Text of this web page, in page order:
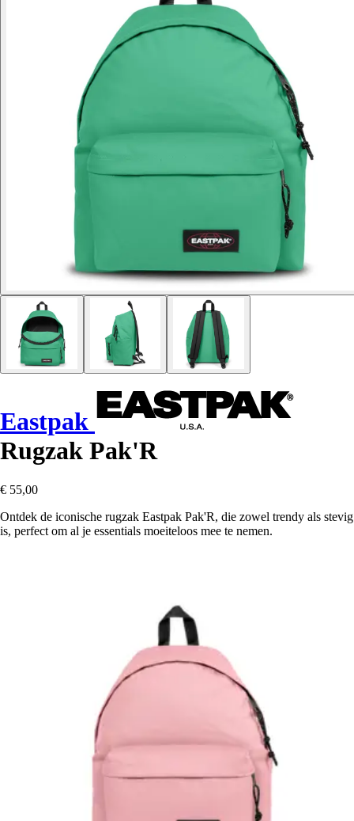
Eastpak
Rugzak Pak'R
€ 55,00
Ontdek de iconische rugzak Eastpak Pak'R, die zowel trendy als stevig
is, perfect om al je essentials moeiteloos mee te nemen.